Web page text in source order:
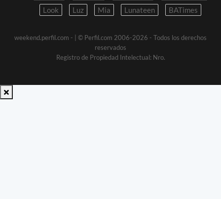
Look
Luz Mia Lunateen BATimes
weekend.perfil.com -
| © Perfil.com 2006-2026 - Todos los derechos
reservados
Registro de Propiedad Intelectual: Nro.